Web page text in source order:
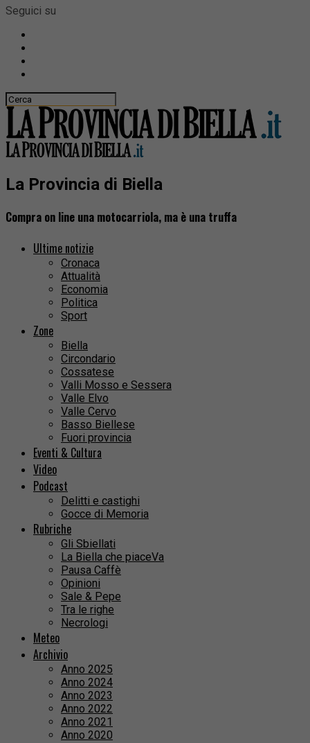
Seguici su
La Provincia di Biella
Compra on line una motocarriola, ma è una truffa
Ultime notizie
Cronaca
Attualità
Economia
Politica
Sport
Zone
Biella
Circondario
Cossatese
Valli Mosso e Sessera
Valle Elvo
Valle Cervo
Basso Biellese
Fuori provincia
Eventi & Cultura
Video
Podcast
Delitti e castighi
Gocce di Memoria
Rubriche
Gli Sbiellati
La Biella che piaceVa
Pausa Caffè
Opinioni
Sale & Pepe
Tra le righe
Necrologi
Meteo
Archivio
Anno 2025
Anno 2024
Anno 2023
Anno 2022
Anno 2021
Anno 2020